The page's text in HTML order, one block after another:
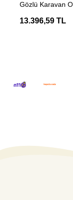
Gözlü Karavan
13.396,59 TL